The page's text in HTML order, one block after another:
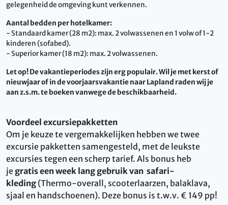
gelegenheid de omgeving kunt verkennen.
Aantal bedden per hotelkamer:
- Standaard kamer (28 m2): max. 2 volwassenen en 1 volw of 1-2
kinderen (sofabed).
- Superior kamer (18 m2): max. 2 volwassenen.
Let op! De vakantieperiodes zijn erg populair. Wil je met kerst of
nieuwjaar of in de voorjaarsvakantie naar Lapland raden wij je
aan z.s.m. te boeken vanwege de beschikbaarheid.
Voordeel excursiepakketten
Om je keuze te vergemakkelijken hebben we twee
excursie pakketten samengesteld, met de leukste
excursies tegen een scherp tarief. Als bonus heb
je gratis een week lang gebruik van safari-
kleding (Thermo-overall, scooterlaarzen, balaklava,
sjaal en handschoenen). Deze bonus is t.w.v. € 149 pp!